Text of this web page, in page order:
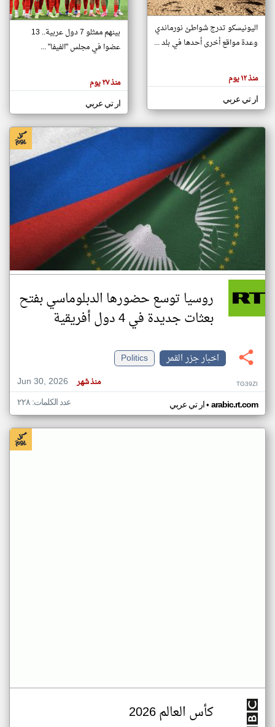
تغيير الدولة
اخبار جزر القمر على مدار الساعة
أهم اخبار جزر القمر العاجلة والمباشرة
هنا عن
وجهة
كاتبيها.
اليونيسكو تدرج شواطئ نورماندي
وعدة مواقع أخرى أحدها في بلد ...
منذ ١٢ يوم
ار تي عربي
بينهم ممثلو 7 دول عربية.. 13
عضوا في مجلس "الفيفا" ...
منذ ٢٧ يوم
ار تي عربي
روسيا توسع حضورها الدبلوماسي بفتح
بعثات جديدة في 4 دول أفريقية
اخبار جزر القمر
Politics
Jun 30, 2026
منذ شهر TG39ZI
ار تي عربي• arabic.rt.com عدد الكلمات: ٢٢٨
كأس العالم 2026
klyoum.com